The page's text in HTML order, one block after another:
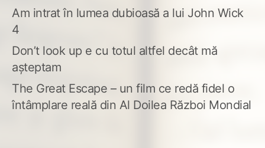
Am intrat în lumea dubioasă a lui John Wick
4
Don’t look up e cu totul altfel decât mă
așteptam
The Great Escape – un film ce redă fidel o
întâmplare reală din Al Doilea Război Mondial